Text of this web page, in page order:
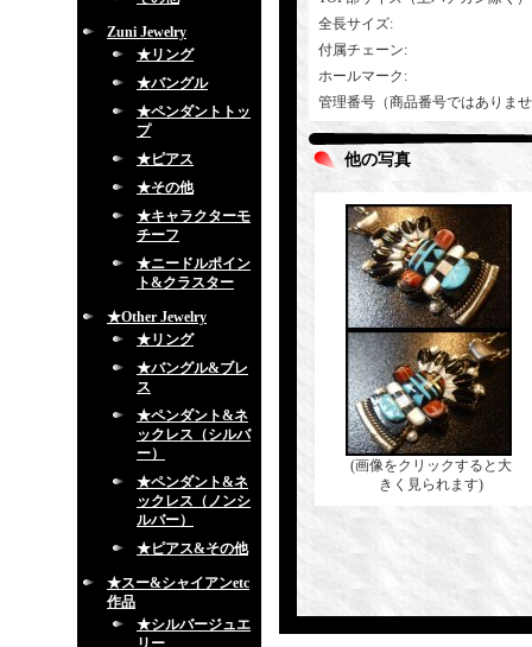
Zuni Jewelry
★リング
★バングル
★ペンダントトッ
プ
★ピアス
★その他
★キャラクターモ
チーフ
★ニードルポイン
ト&クラスター
★Other Jewelry
★リング
★バングル&ブレ
ス
★ペンダント&ネ
ックレス（シルバ
ー）
★ペンダント&ネ
ックレス（ノンシ
ルバー）
★ピアス&その他
★スー&シャイアンetc
作品
★シルバージュエ
リー
全長サイズ:
付属チェーン:
ホールマーク :
管理番号（商品番号ではありま
他の写真
(画像をクリックすると大
きく見られます)